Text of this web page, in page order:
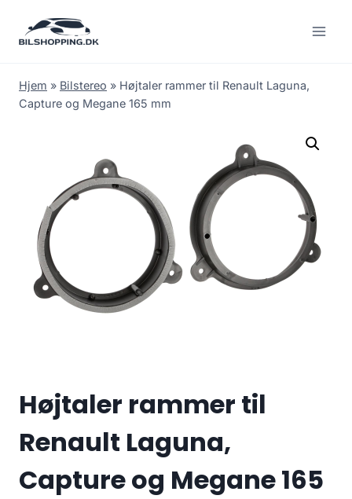
Hjem » Bilstereo » Højtaler rammer til Renault Laguna,
Capture og Megane 165 mm
Højtaler rammer til
Renault Laguna,
Capture og Megane 165